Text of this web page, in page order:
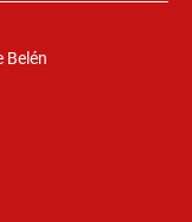
Belén